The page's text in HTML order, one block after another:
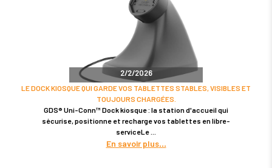
2/2/2026
LE DOCK KIOSQUE QUI GARDE VOS TABLETTES STABLES, VISIBLES ET
TOUJOURS CHARGÉES.
GDS® Uni-Conn™ Dock kiosque : la station d'accueil qui
sécurise, positionne et recharge vos tablettes en libre-
serviceLe
En savoir plus